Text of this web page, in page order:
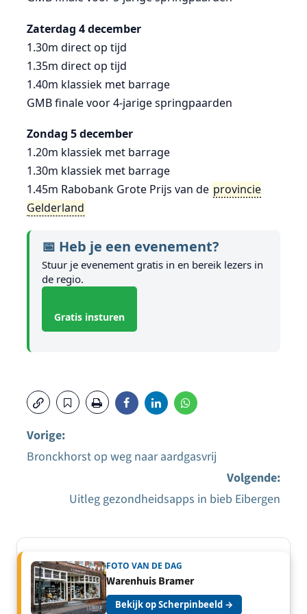
Zaterdag 4 december
1.30m direct op tijd
1.35m direct op tijd
1.40m klassiek met barrage
GMBfinale voor 4-jarige springpaarden
Zondag 5 december
1.20m klassiek met barrage
1.30m klassiek met barrage
1.45m Rabobank Grote Prijs van de provincie
Gelderland
📅 Heb je een evenement?
Stuur je evenement gratis in en bereik lezers in
de regio.
Gratis insturen
navigatie
Vorige:
Bronckhorst op weg naar aardgasvrij
Volgende:
Uitleg gezondheidsapps in bieb Eibergen
FOTO VAN DE DAG
Warenhuis Bramer
Bekijk op Scherpinbeeld →